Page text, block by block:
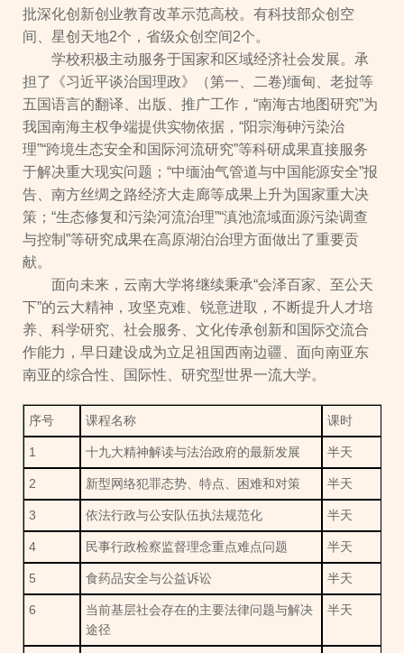
批深化创新创业教育改革示范高校。有科技部众创空
间、星创天地2个，省级众创空间2个。
学校积极主动服务于国家和区域经济社会发展。承
担了《习近平谈治国理政》（第一、二卷)缅甸、老挝等
五国语言的翻译、出版、推广工作，“南海古地图研究”为
我国南海主权争端提供实物依据，“阳宗海砷污染治
理”“跨境生态安全和国际河流研究”等科研成果直接服务
于解决重大现实问题；“中缅油气管道与中国能源安全”报
告、南方丝绸之路经济大走廊等成果上升为国家重大决
策；“生态修复和污染河流治理”“滇池流域面源污染调查
与控制”等研究成果在高原湖泊治理方面做出了重要贡
献。
面向未来，云南大学将继续秉承“会泽百家、至公天
下”的云大精神，攻坚克难、锐意进取，不断提升人才培
养、科学研究、社会服务、文化传承创新和国际交流合
作能力，早日建设成为立足祖国西南边疆、面向南亚东
南亚的综合性、国际性、研究型世界一流大学。
序号 课程名称 课时
1 十九大精神解读与法治政府的最新发展 半天
2 新型网络犯罪态势、特点、困难和对策 半天
3 依法行政与公安队伍执法规范化 半天
4 民事行政检察监督理念重点难点问题 半天
5 食药品安全与公益诉讼 半天
6
当前基层社会存在的主要法律问题与解决
途径
半天